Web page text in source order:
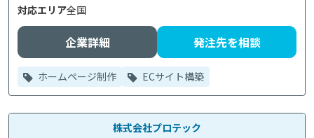
対応エリア全国
企業詳細 発注先を相談
ホームページ制作 ECサイト構築
株式会社プロテック